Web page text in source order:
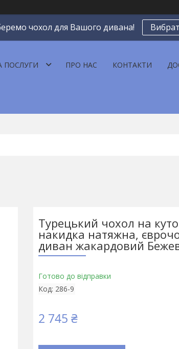
чохол для Вашого дивана!
ПОСЛУГИ ПРО НАС КОНТАКТИ
Турецький чохол на
накидка натяжна,
диван жакардовий
Готово до відправки
Код: 286-9
2 745 ₴